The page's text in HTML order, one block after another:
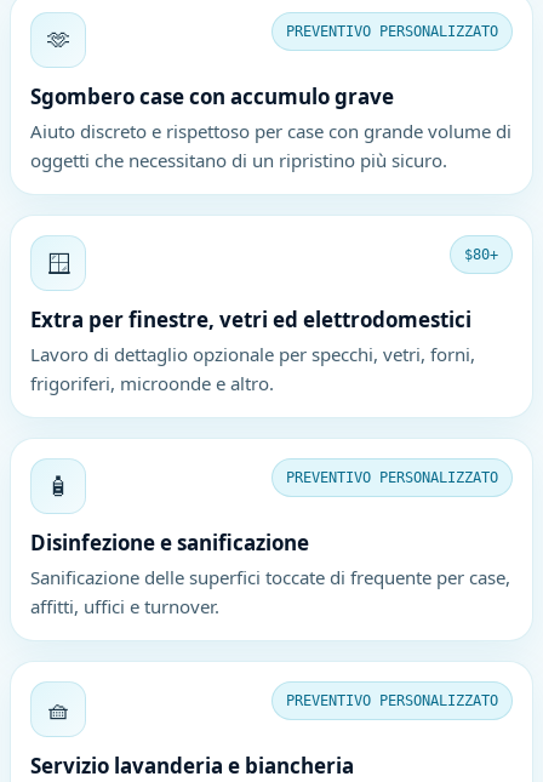
🫶 PREVENTIVO PERSONALIZZATO
Sgombero case con accumulo grave
Aiuto discreto e rispettoso per case con grande volume di
oggetti che necessitano di un ripristino più sicuro.
🪟 $80+
Extra per finestre, vetri ed elettrodomestici
Lavoro di dettaglio opzionale per specchi, vetri, forni,
frigoriferi, microonde e altro.
🧴 PREVENTIVO PERSONALIZZATO
Disinfezione e sanificazione
Sanificazione delle superfici toccate di frequente per case,
affitti, uffici e turnover.
🧺 PREVENTIVO PERSONALIZZATO
Servizio lavanderia e biancheria